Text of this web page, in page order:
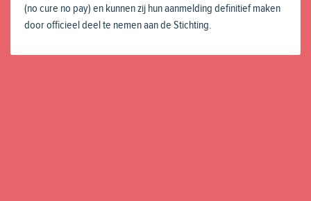
(no cure no pay) en kunnen zij hun aanmelding definitief maken
door officieel deel te nemen aan de Stichting.